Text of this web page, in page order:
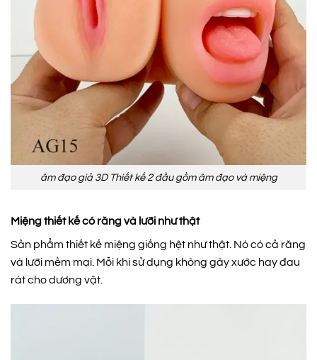
âm đạo giả 3D Thiết kế 2 đầu gồm âm đạo và miệng
Miệng thiết kế có răng và lưỡi như thật
Sản phẩm thiết kế miệng giống hệt như thật. Nó có cả răng
và lưỡi mềm mại. Mỗi khi sử dụng không gây xước hay đau
rát cho dương vật.